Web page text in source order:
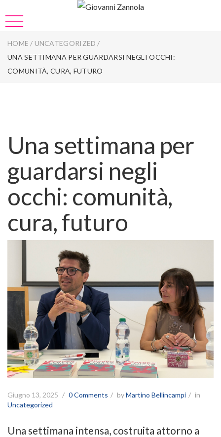
HOME / UNCATEGORIZED /
UNA SETTIMANA PER GUARDARSI NEGLI OCCHI:
COMUNITÀ, CURA, FUTURO
Una settimana per
guardarsi negli
occhi: comunità,
cura, futuro
Giugno 13, 2025 0 Comments byMartino Bellincampi
in
Uncategorized
Una settimana intensa, costruita attorno a